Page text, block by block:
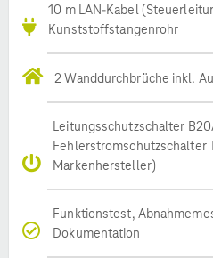
10 m LAN-Kabel
Kunststoffstangenrohr
2 Wanddurchbrüche inkl.
Leitungsschutzschalter
Fehlerstromschutzschalter
Markenhersteller)
Funktionstest,
Dokumentation